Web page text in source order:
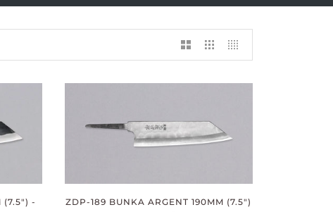
(7.5") -
ZDP-189 BUNKA ARGENT 190MM (7.5")